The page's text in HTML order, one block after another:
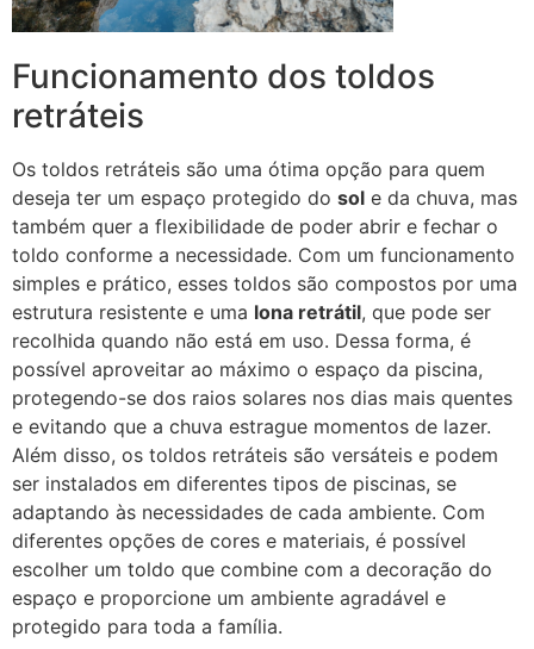
Funcionamento dos toldos
retráteis
Os toldos retráteis são uma ótima opção para quem
deseja ter um espaço protegido do sol e da chuva, mas
também quer a flexibilidade de poder abrir e fechar o
toldo conforme a necessidade. Com um funcionamento
simples e prático, esses toldos são compostos por uma
estrutura resistente e uma lona retrátil, que pode ser
recolhida quando não está em uso. Dessa forma, é
possível aproveitar ao máximo o espaço da piscina,
protegendo-se dos raios solares nos dias mais quentes
e evitando que a chuva estrague momentos de lazer.
Além disso, os toldos retráteis são versáteis e podem
ser instalados em diferentes tipos de piscinas, se
adaptando às necessidades de cada ambiente. Com
diferentes opções de cores e materiais, é possível
escolher um toldo que combine com a decoração do
espaço e proporcione um ambiente agradável e
protegido para toda a família.